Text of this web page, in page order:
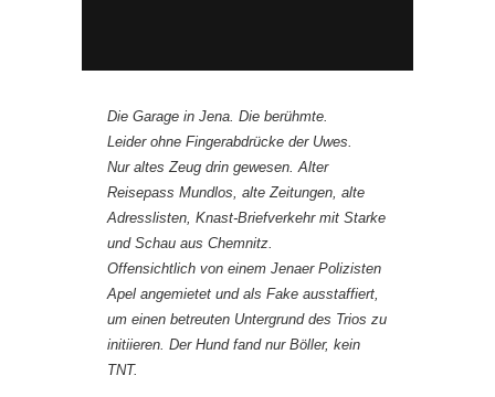
Die Garage in Jena. Die berühmte.
Leider ohne Fingerabdrücke der Uwes.
Nur altes Zeug drin gewesen. Alter
Reisepass Mundlos, alte Zeitungen, alte
Adresslisten, Knast-Briefverkehr mit Starke
und Schau aus Chemnitz.
Offensichtlich von einem Jenaer Polizisten
Apel angemietet und als Fake ausstaffiert,
um einen betreuten Untergrund des Trios zu
initiieren. Der Hund fand nur Böller, kein
TNT.